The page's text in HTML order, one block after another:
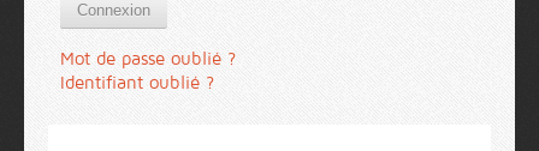
Connexion
Mot de passe oublié ?
Identifiant oublié ?